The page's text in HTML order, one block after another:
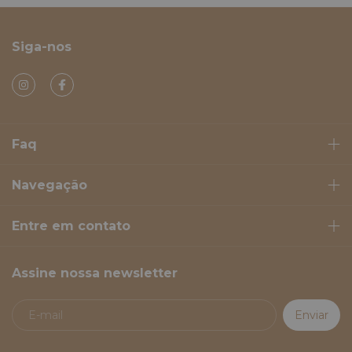
Siga-nos
Faq
Navegação
Entre em contato
Assine nossa newsletter